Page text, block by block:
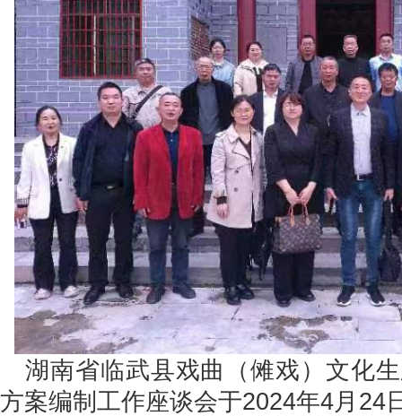
湖南省临武县戏曲（傩戏）文化
方案编制工作座谈会于2024年4月24